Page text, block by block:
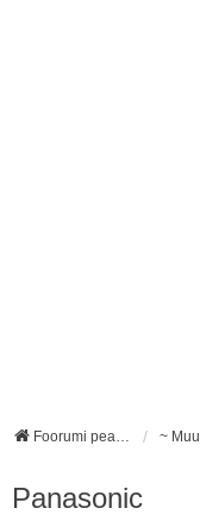
Foorumi pealeht
Panasonic